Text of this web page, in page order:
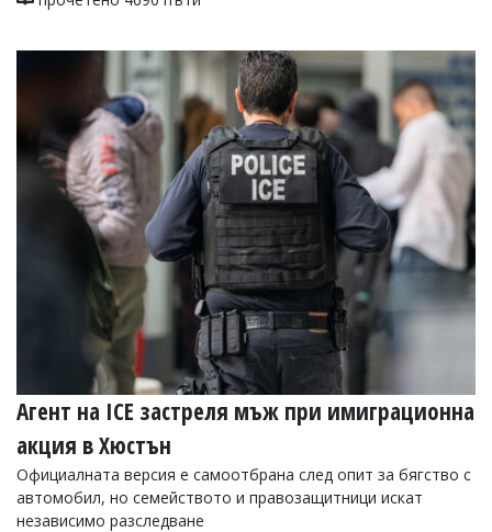
Агент на ICE застреля мъж при имиграционна
акция в Хюстън
Официалната версия е самоотбрана след опит за бягство с
автомобил, но семейството и правозащитници искат
независимо разследване